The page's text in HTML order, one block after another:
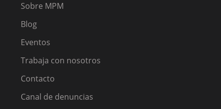
Sobre MPM
Blog
Eventos
Trabaja con nosotros
Contacto
Canal de denuncias